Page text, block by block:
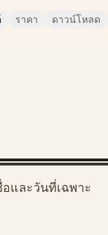
ราคา ดาวน์โหลด
และวันที่เฉพาะ